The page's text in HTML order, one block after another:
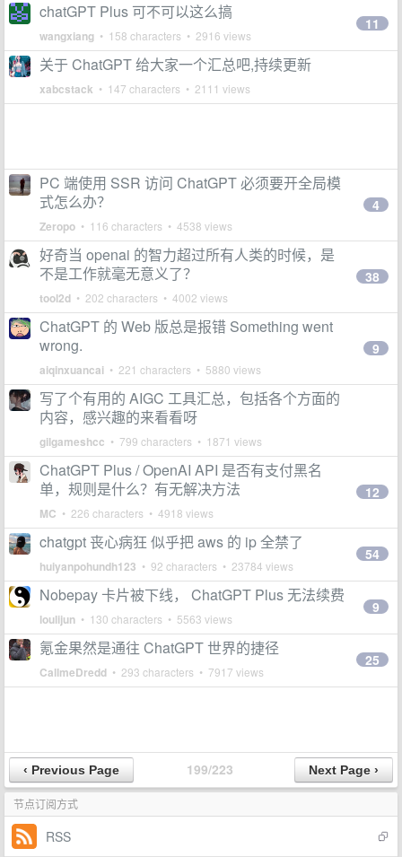
chatGPT Plus 可不可以这么搞
wangxiang • 158 characters • 2916 views
11
关于 ChatGPT 给大家一个汇总吧,持续更新
xabcstack • 147 characters • 2111 views
PC 端使用 SSR 访问 ChatGPT 必须要开全局模
式怎么办？
Zeropo • 116 characters • 4538 views
4
好奇当 openai 的智力超过所有人类的时候，是
不是工作就毫无意义了？
tool2d • 202 characters • 4002 views
38
ChatGPT 的 Web 版总是报错 Something went
wrong.
aiqinxuancai • 221 characters • 5880 views
9
写了个有用的 AIGC 工具汇总，包括各个方面的
内容，感兴趣的来看看呀
gilgameshcc • 799 characters • 1871 views
ChatGPT Plus / OpenAI API 是否有支付黑名
单，规则是什么？有无解决方法
MC • 226 characters • 4918 views
12
chatgpt 丧心病狂 似乎把 aws 的 ip 全禁了
huiyanpohundh123 • 92 characters • 23784 views
54
Nobepay 卡片被下线， ChatGPT Plus 无法续费
loulijun • 130 characters • 5563 views
9
氪金果然是通往 ChatGPT 世界的捷径
CallmeDredd • 293 characters • 7917 views
25
199/223
节点订阅方式
RSS